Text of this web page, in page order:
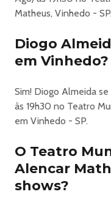
Doadores Regulares
O benefício de meia-
total de ingressos
conforme o Decreto
AS REDES SOCIAIS​​​​
https://
https://
Realização Nacional:
Matheus, Vinhedo - SP.
Diogo
em Vinhedo?
Sim! Diogo Almeida
às 19h30 no Teatro
em Vinhedo - SP.
O Teatro
Alencar
shows?